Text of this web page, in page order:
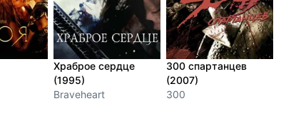
Храброе сердце
(1995)
Braveheart
300 спартанцев
(2007)
300